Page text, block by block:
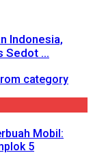
Indonesia,
Sedot ...
category
Mobil:
5